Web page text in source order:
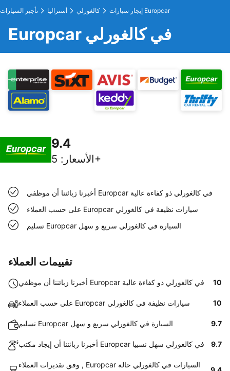
تأجير السيارات أستراليا كالغورلي إيجار سيارات Europcar
Europcar في كالغورلي
9.4
الأسعار : 5+
أخبرنا زبائننا أن موظفي Europcar في كالغورلي ذو كفاءة عالية
على حسب العملاء Europcar سيارات نظيفة في كالغورلي
تسليم Europcar السيارة في كالغورلي سريع و سهل
تقييمات العملاء
أخبرنا زبائننا أن موظفي Europcar في كالغورلي ذو كفاءة عالية 10
على حسب العملاء Europcar سيارات نظيفة في كالغورلي 10
تسليم Europcar السيارة في كالغورلي سريع و سهل 9.7
أخبرنا زبائننا أن إيجاد مكتب Europcar في كالغورلي سهل نسبيا 9.7
وفق تقديرات العملاء , Europcar السيارات في كالغورلي حالة